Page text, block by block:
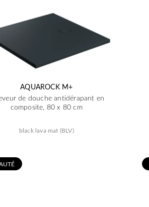
AQUAROCK M+
de douche antidérapant en
composite, 80 x 80 cm
black lava mat (BLV)